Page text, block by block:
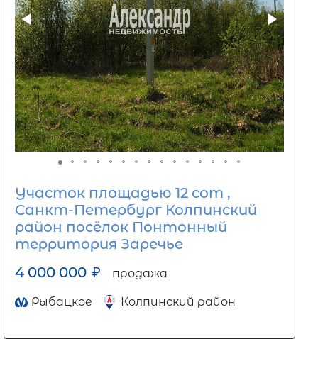
Участок площадью 12 сот ,
Санкт-Петербург Колпинский
район посёлок Понтонный
территория Заречье
4 000 000 ₽ продажа
Рыбацкое Колпинский район